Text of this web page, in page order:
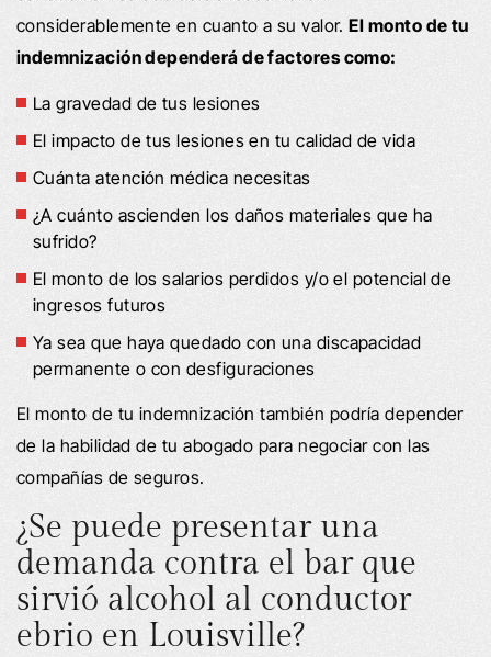
considerablemente en cuanto a su valor.El monto de tu
indemnización dependerá de factores como:
La gravedad de tus lesiones
El impacto de tus lesiones en tu calidad de vida
Cuánta atención médica necesitas
¿A cuánto ascienden los daños materiales que ha
sufrido?
El monto de los salarios perdidos y/o el potencial de
ingresos futuros
Ya sea que haya quedado con una discapacidad
permanente o con desfiguraciones
El monto de tu indemnización también podría depender
de la habilidad de tu abogado para negociar con las
compañías de seguros.
¿Se puede presentar una
demanda contra el bar que
sirvió alcohol al conductor
ebrio en Louisville?